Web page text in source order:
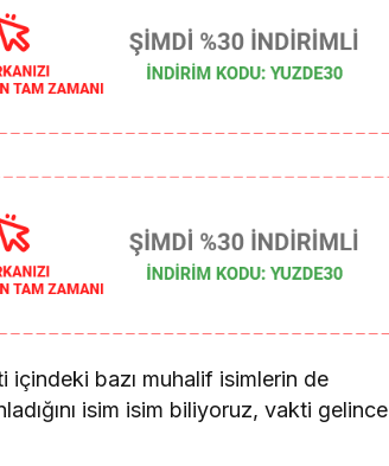
içindeki bazı muhalif isimlerin de
isim isim biliyoruz, vakti gelince